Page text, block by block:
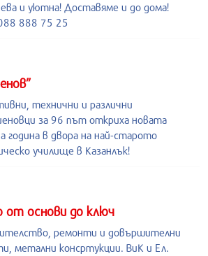
и уютна! Доставяме и до дома!
888 75 25
технични и различни
за 96 път откриха новата
година в двора на най-старото
училище в Казанлък!
основи до ключ
ремонти и довършителни
метални консртукции. ВиК и Ел.